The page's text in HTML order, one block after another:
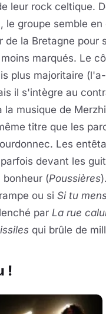
leur rock celtique.
le groupe semble
de la Bretagne pour
marqués. Le
plus majoritaire
il s'intègre au
la musique de
titre que les
Les
devant les
(Poussières
ou si Si tu
par La rue
qui brûle de
!